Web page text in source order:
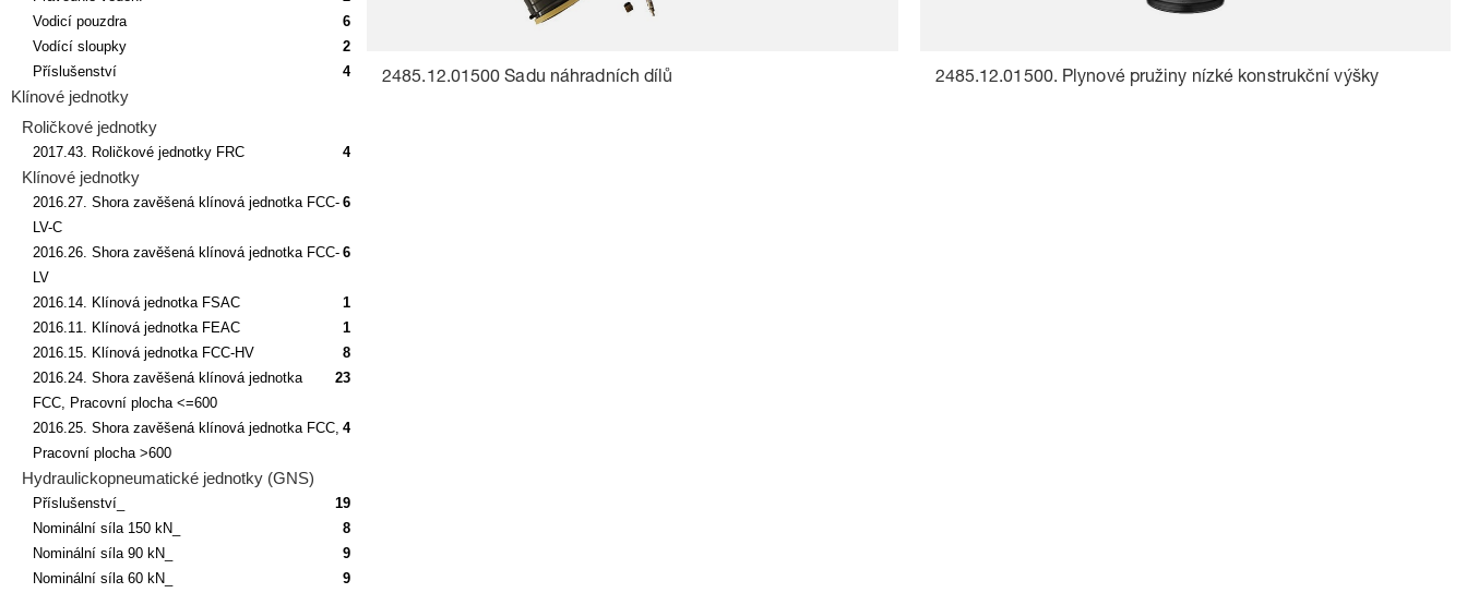
Vodicí pouzdra
6
Vodící sloupky
2
Příslušenství
4
Klínové jednotky
Roličkové jednotky
2017.43. Roličkové jednotky FRC 4
Klínové jednotky
2016.27. Shora zavěšená klínová jednotka FCC-
LV-C
6
2016.26. Shora zavěšená klínová jednotka FCC-
LV
6
2016.14. Klínová jednotka FSAC
1
2016.11. Klínová jednotka FEAC
1
2016.15. Klínová jednotka FCC-HV
8
2016.24. Shora zavěšená klínová jednotka
FCC, Pracovní plocha <=600
23
2016.25. Shora zavěšená klínová jednotka FCC,
Pracovní plocha >600
4
Hydraulickopneumatické jednotky (GNS)
Příslušenství_
19
Nominální síla 150 kN_
8
Nominální síla 90 kN_
9
Nominální síla 60 kN_
9
2485.12.01500 Sadu náhradních dílů 2485.12.01500. Plynové pružiny nízké konstrukční výšky